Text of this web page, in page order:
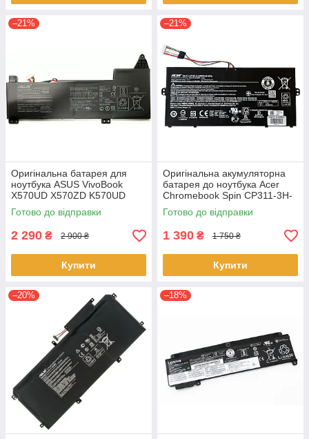
–21%
Оригінальна батарея для
ноутбука ASUS VivoBook
X570UD X570ZD K570UD
K570ZD R570UD R570ZD
F570UD - B31N1723
Готово до відправки
2 290 ₴ 2 900 ₴
Купити
–21%
Оригінальна акумуляторна
батарея до ноутбука Acer
Chromebook Spin CP311-3H-
K2RJ CP311-2H-C679 CP513-
1HL CP513-1H - AP16L8J
Готово до відправки
1 390 ₴ 1 750 ₴
Купити
–20% –18%